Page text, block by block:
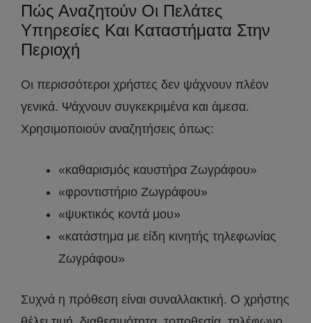
Πώς Αναζητούν Οι Πελάτες
Υπηρεσίες Και Καταστήματα Στην
Περιοχή
Οι περισσότεροι χρήστες δεν ψάχνουν πλέον
γενικά. Ψάχνουν συγκεκριμένα και άμεσα.
Χρησιμοποιούν αναζητήσεις όπως:
«καθαρισμός καυστήρα Ζωγράφου»
«φροντιστήριο Ζωγράφου»
«ψυκτικός κοντά μου»
«κατάστημα με είδη κινητής τηλεφωνίας
Ζωγράφου»
Συχνά η πρόθεση είναι συναλλακτική. Ο χρήστης